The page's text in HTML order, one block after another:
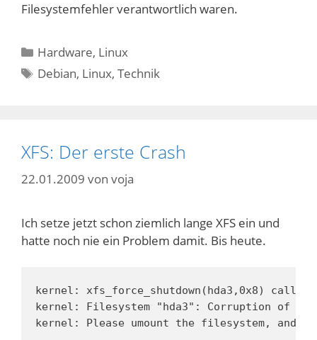
Filesystemfehler verantwortlich waren.
Kategorien
Hardware, Linux
Schlagwörter
Debian, Linux,Technik
XFS: Der erste Crash
22.01.2009 von voja
Ich setze jetzt schon ziemlich lange XFS ein und
hatte noch nie ein Problem damit. Bis heute.
kernel: xfs_force_shutdown(hda3,0x8)
kernel: Filesystem "hda3": Corruption of in-
kernel: Please umount the filesystem, and